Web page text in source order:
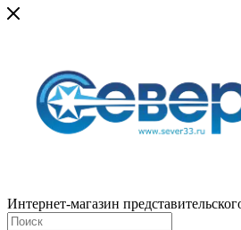
Интернет-магазин